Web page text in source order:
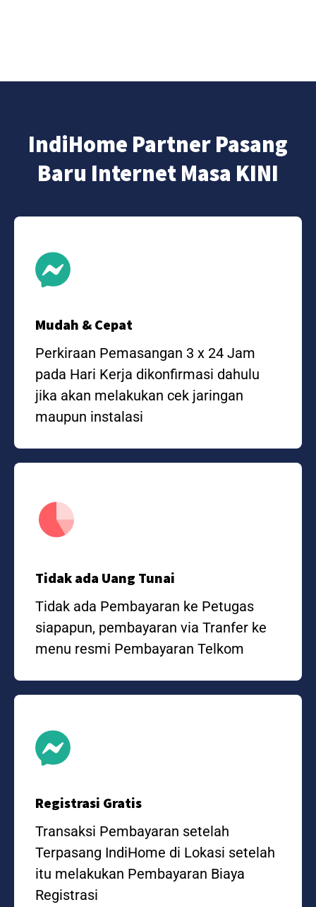
IndiHome Partner Pasang
Baru Internet Masa KINI
Mudah & Cepat
Perkiraan Pemasangan 3 x 24 Jam
pada Hari Kerja dikonfirmasi dahulu
jika akan melakukan cek jaringan
maupun instalasi
Tidak ada Uang Tunai
Tidak ada Pembayaran ke Petugas
siapapun, pembayaran via Tranfer ke
menu resmi Pembayaran Telkom
Registrasi Gratis
Transaksi Pembayaran setelah
Terpasang IndiHome di Lokasi setelah
itu melakukan Pembayaran Biaya
Registrasi